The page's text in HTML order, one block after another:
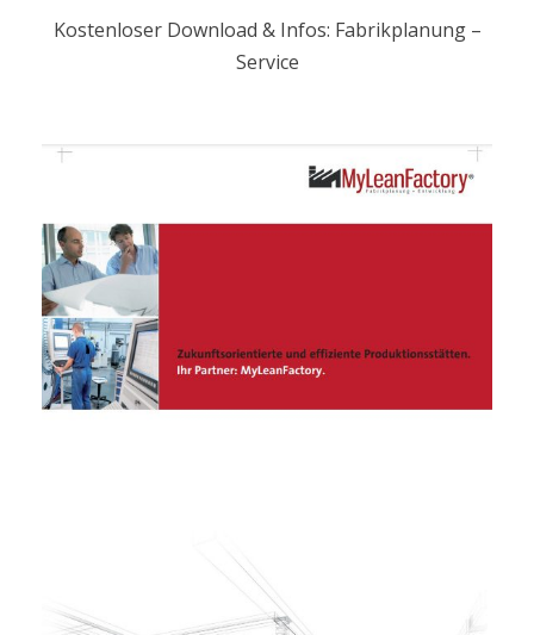
Kostenloser Download & Infos: Fabrikplanung –
Service